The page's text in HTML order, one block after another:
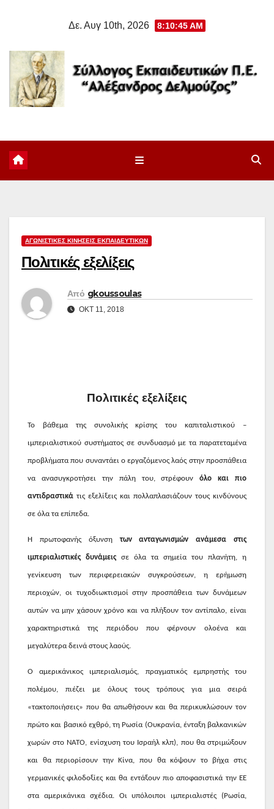
Δε. Αυγ 10th, 2026 8:10:46 AM
ΑΓΩΝΙΣΤΙΚΈΣ ΚΙΝΉΣΕΙΣ ΕΚΠΑΙΔΕΥΤΙΚΏΝ
Πολιτικές εξελίξεις
Από gkoussoulas
ΟΚΤ 11, 2018
Πολιτικές εξελίξεις
Το βάθεμα της συνολικής κρίσης του καπιταλιστικού –
ιμπεριαλιστικού συστήματος σε συνδυασμό με τα παρατεταμένα
προβλήματα που συναντάει ο εργαζόμενος λαός στην προσπάθεια
να ανασυγκροτήσει την πάλη του, στρέφουνόλο και πιο
αντιδραστικά τις εξελίξεις και πολλαπλασιάζουν τους κινδύνους
σε όλα τα επίπεδα.
Η πρωτοφανής όξυνσητων ανταγωνισμών ανάμεσα στις
ιμπεριαλιστικές δυνάμεις σε όλα τα σημεία του πλανήτη, η
γενίκευση των περιφερειακών συγκρούσεων, η ερήμωση
περιοχών, οι τυχοδιωκτισμοί στην προσπάθεια των δυνάμεων
αυτών να μην χάσουν χρόνο και να πλήξουν τον αντίπαλο, είναι
χαρακτηριστικά της περιόδου που φέρνουν ολοένα και
μεγαλύτερα δεινά στους λαούς.
Ο αμερικάνικος ιμπεριαλισμός, πραγματικός εμπρηστής του
πολέμου, πιέζει με όλους τους τρόπους για μια σειρά
«τακτοποιήσεις» που θα απωθήσουν και θα περικυκλώσουν τον
πρώτο και βασικό εχθρό, τη Ρωσία (Ουκρανία, ένταξη βαλκανικών
χωρών στο ΝΑΤΟ, ενίσχυση του Ισραήλ κλπ), που θα στριμώξουν
και θα περιορίσουν την Κίνα, που θα κόψουν το βήχα στις
γερμανικές φιλοδοξίες και θα εντάξουν πιο αποφασιστικά την ΕΕ
στα αμερικάνικα σχέδια. Οι υπόλοιποι ιμπεριαλιστές (Ρωσία,